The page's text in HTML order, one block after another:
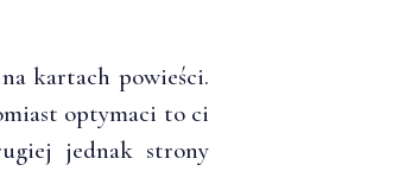
kartach powieści.
optymaci to ci
jednak strony